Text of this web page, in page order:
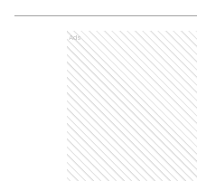
Ads